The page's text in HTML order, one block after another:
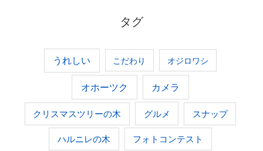
タグ
うれしい こだわり オジロワシ
オホーツク カメラ
クリスマスツリーの木 グルメ スナップ
ハルニレの木 フォトコンテスト